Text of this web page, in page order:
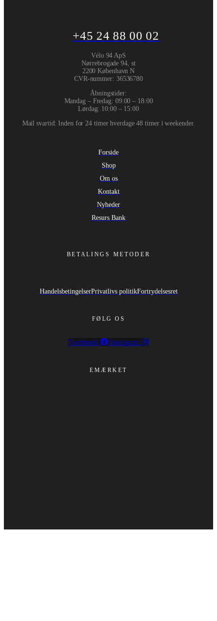
+45 24 88 00 02
Vélo 94 ApS
Nørrebrogade 94, st
2200 København N
CVR-nummer: 36536780
Åbningstider:
Mandag – Fredag: 09:00 – 18:00
Lørdag: 10:00 – 15:00
Mail svartid: Inden for 24 timer hverdage 48 timer i weekender.
Forside
Shop
Om os
Kontakt
Nyheder
Resurs Bank
BETALINGS METODER
HandelsbetingelserPrivatlivs politikFortrydelsesret
FØLG OS
Facebook Instagram
EMÆRKET